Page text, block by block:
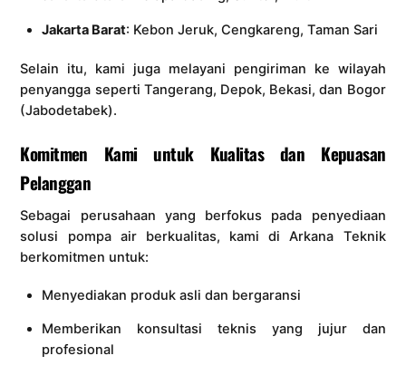
Jakarta Barat: Kebon Jeruk, Cengkareng, Taman Sari
Selain itu, kami juga melayani pengiriman ke wilayah
penyangga seperti Tangerang, Depok, Bekasi, dan Bogor
(Jabodetabek).
Komitmen Kami untuk Kualitas dan Kepuasan
Pelanggan
Sebagai perusahaan yang berfokus pada penyediaan
solusi pompa air berkualitas, kami di Arkana Teknik
berkomitmen untuk:
Menyediakan produk asli dan bergaransi
Memberikan konsultasi teknis yang jujur dan
profesional